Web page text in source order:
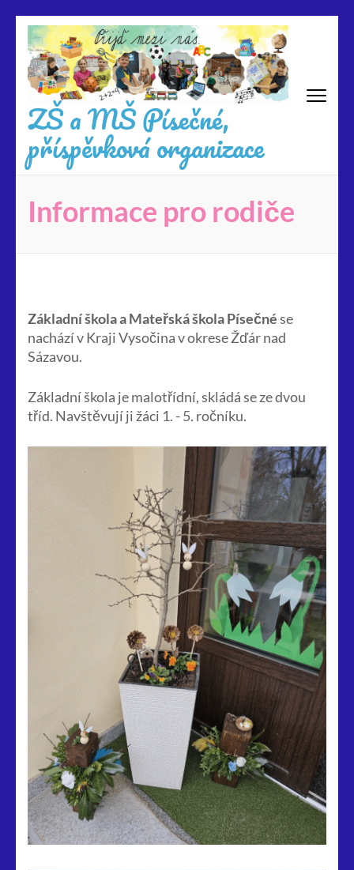
Přeskočit
na
obsah
(stiskněte
Enter)
ZŠ a MŠ Písečné,
příspěvková organizace
Informace pro rodiče
Základní škola a Mateřská škola Písečnése
nachází v Kraji Vysočina v okrese Žďár nad
Sázavou.
Základní škola je malotřídní, skládá se ze dvou
tříd. Navštěvují ji žáci 1. - 5. ročníku.